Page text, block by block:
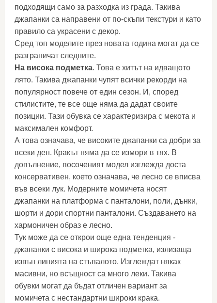
подходящи само за разходка из града. Такива
джапанки са направени от по-скъпи текстури и като
правило са украсени с декор.
Сред топ моделите през новата година могат да се
разграничат следните.
На висока подметка. Това е хитът на идващото
лято. Такива джапанки чупят всички рекорди на
популярност повече от един сезон. И, според
стилистите, те все още няма да дадат своите
позиции. Тази обувка се характеризира с мекота и
максимален комфорт.
А това означава, че високите джапанки са добри за
всеки ден. Кракът няма да се измори в тях. В
допълнение, посоченият модел изглежда доста
консервативен, което означава, че лесно се вписва
във всеки лук. Модерните момичета носят
джапанки на платформа с панталони, поли, дънки,
шорти и дори спортни панталони. Създаването на
хармоничен образ е лесно.
Тук може да се открои още една тенденция -
джапанки с висока и широка подметка, излизаща
извън линията на стъпалото. Изглеждат някак
масивни, но всъщност са много леки. Такива
обувки могат да бъдат отличен вариант за
момичета с нестандартни широки крака.